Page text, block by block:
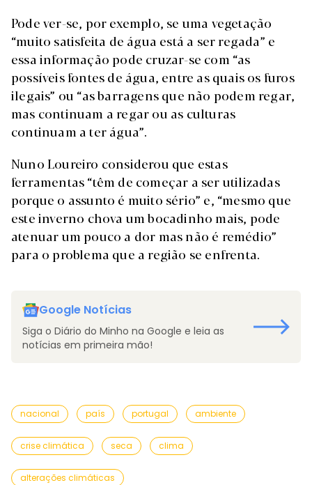
Pode ver-se, por exemplo, se uma vegetação
“muito satisfeita de água está a ser regada” e
essa informação pode cruzar-se com “as
possíveis fontes de água, entre as quais os furos
ilegais” ou “as barragens que não podem regar,
mas continuam a regar ou as culturas
continuam a ter água”.
Nuno Loureiro considerou que estas
ferramentas “têm de começar a ser utilizadas
porque o assunto é muito sério” e, “mesmo que
este inverno chova um bocadinho mais, pode
atenuar um pouco a dor mas não é remédio”
para o problema que a região se enfrenta.
Google Notícias
Siga o Diário do Minho na Google e leia as
notícias em primeira mão!
nacional país portugal ambiente
crise climática seca clima
alterações climáticas